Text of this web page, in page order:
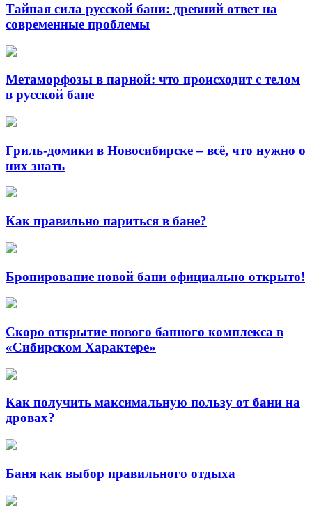
Тайная сила русской бани: древний ответ на
современные проблемы
Метаморфозы в парной: что происходит с телом
в русской бане
Гриль-домики в Новосибирске – всё, что нужно о
них знать
Как правильно париться в бане?
Бронирование новой бани официально открыто!
Скоро открытие нового банного комплекса в
«Сибирском Характере»
Как получить максимальную пользу от бани на
дровах?
Баня как выбор правильного отдыха